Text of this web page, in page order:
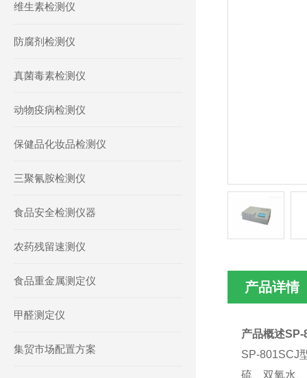
维生素检测仪
防腐剂检测仪
真菌毒素检测仪
动物疫病检测仪
保健品化妆品检测仪
三聚氰胺检测仪
食品安全检测仪器
农药残留速测仪
食品重金属测定仪
甲醛测定仪
集贸市场配置方案
产品详情
产品概述SP-
SP-801SCJ
硫、双氧水